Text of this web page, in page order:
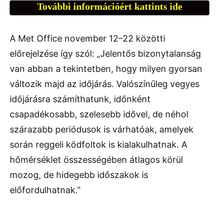
További információért kattints ide
A Met Office november 12–22 közötti
előrejelzése így szól: „Jelentős bizonytalanság
van abban a tekintetben, hogy milyen gyorsan
változik majd az időjárás. Valószínűleg vegyes
időjárásra számíthatunk, időnként
csapadékosabb, szelesebb idővel, de néhol
szárazabb periódusok is várhatóak, amelyek
során reggeli ködfoltok is kialakulhatnak. A
hőmérséklet összességében átlagos körül
mozog, de hidegebb időszakok is
előfordulhatnak.”